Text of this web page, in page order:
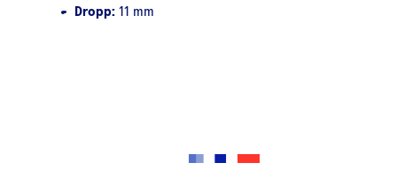
Dropp: 11 mm